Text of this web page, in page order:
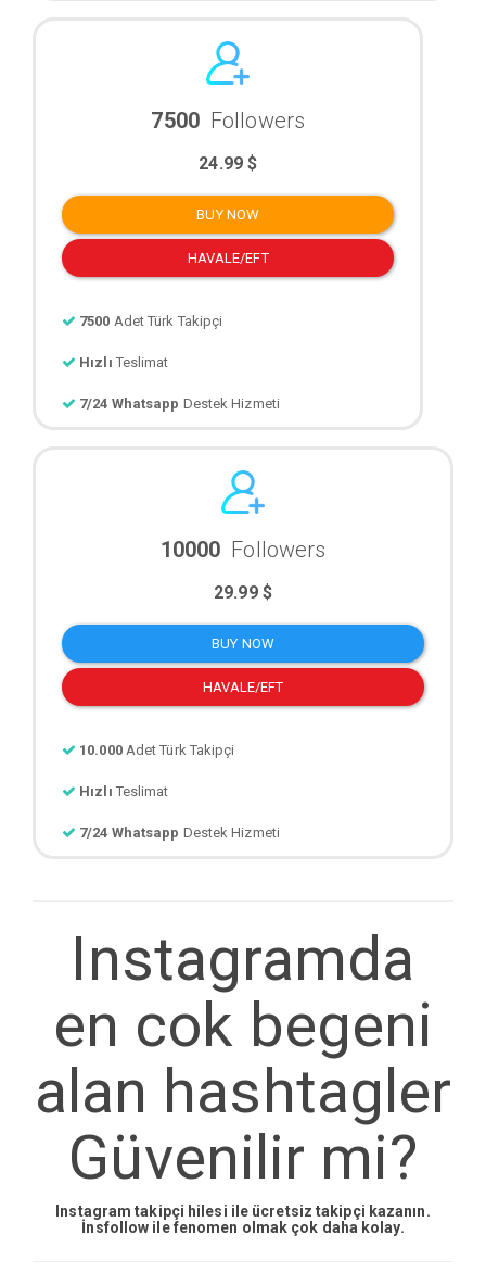
7500 Followers
24.99 $
BUY NOW
HAVALE/EFT
7500 Adet Türk Takipçi
Hızlı Teslimat
7/24 Whatsapp Destek Hizmeti
10000 Followers
29.99 $
BUY NOW
HAVALE/EFT
10.000 Adet Türk Takipçi
Hızlı Teslimat
7/24 Whatsapp Destek Hizmeti
Instagramda
en cok begeni
alan hashtagler
Güvenilir mi?
Instagram takipçi hilesi ile ücretsiz takipçi kazanın.
İnsfollow ile fenomen olmak çok daha kolay.